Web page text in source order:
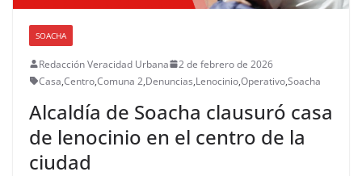
SOACHA
Redacción Veracidad Urbana
2 de febrero de 2026
Casa,Centro,Comuna 2,Denuncias,Lenocinio,Operativo,Soacha
Alcaldía de Soacha clausuró casa
de lenocinio en el centro de la
ciudad